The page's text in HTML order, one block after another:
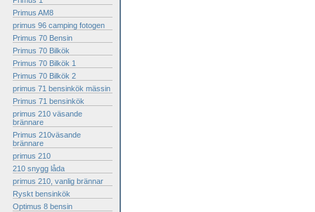
Primus AM8
primus 96 camping fotogen
Primus 70 Bensin
Primus 70 Bilkök
Primus 70 Bilkök 1
Primus 70 Bilkök 2
primus 71 bensinkök mässin
Primus 71 bensinkök
primus 210 väsande
brännare
Primus 210väsande
brännare
primus 210
210 snygg låda
primus 210, vanlig brännar
Ryskt bensinkök
Optimus 8 bensin